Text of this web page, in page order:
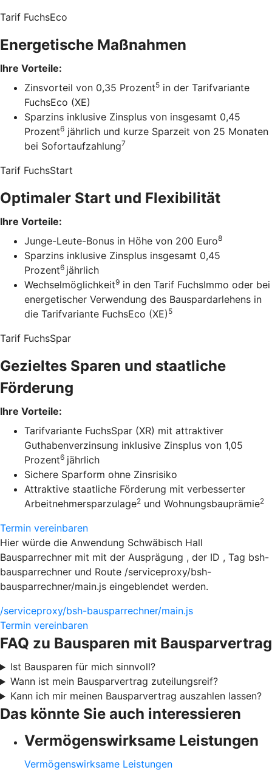
Tarif FuchsEco
Energetische Maßnahmen
Ihre Vorteile:
Zinsvorteil von 0,35 Prozent5 in der Tarifvariante
FuchsEco (XE)
Sparzins inklusive Zinsplus von insgesamt 0,45
Prozent6 jährlich und kurze Sparzeit von 25 Monaten
bei Sofortaufzahlung7
Tarif FuchsStart
Optimaler Start und Flexibilität
Ihre Vorteile:
Junge-Leute-Bonus in Höhe von 200 Euro8
Sparzins inklusive Zinsplus insgesamt 0,45
Prozent6 jährlich
Wechselmöglichkeit9 in den Tarif FuchsImmo oder bei
energetischer Verwendung des Bauspardarlehens in
die Tarifvariante FuchsEco (XE) 5
Tarif FuchsSpar
Gezieltes Sparen und staatliche
Förderung
Ihre Vorteile:
Tarifvariante FuchsSpar (XR) mit attraktiver
Guthabenverzinsung inklusive Zinsplus von 1,05
Prozent6 jährlich
Sichere Sparform ohne Zinsrisiko
Attraktive staatliche Förderung mit verbesserter
Arbeitnehmersparzulage2 und Wohnungsbauprämie2
Termin vereinbaren
Hier würde die Anwendung Schwäbisch Hall
Bausparrechner mit mit der Ausprägung , der ID , Tag bsh-
bausparrechner und Route /serviceproxy/bsh-
bausparrechner/main.js eingeblendet werden.
/serviceproxy/bsh-bausparrechner/main.js
Termin vereinbaren
FAQ zu Bausparen mit Bausparvertrag
Ist Bausparen für mich sinnvoll?
Wann ist mein Bausparvertrag zuteilungsreif?
Kann ich mir meinen Bausparvertrag auszahlen lassen?
Das könnte Sie auch interessieren
Vermögenswirksame Leistungen
Vermögenswirksame Leistungen